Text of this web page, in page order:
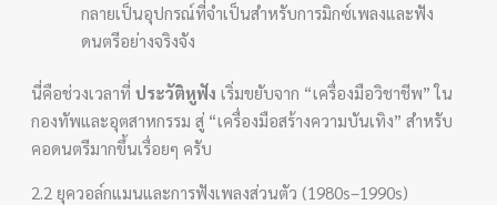
กลายเป็นอุปกรณ์ที่จำเป็นสำหรับการมิกซ์เพลงและฟัง
ดนตรีอย่างจริงจัง
นี่คือช่วงเวลาที่ประวัติหูฟัง เริ่มขยับจาก “เครื่องมือวิชาชีพ” ใน
กองทัพและอุตสาหกรรม สู่ “เครื่องมือสร้างความบันเทิง” สำหรับ
คอดนตรีมากขึ้นเรื่อยๆ ครับ
2.2 ยุควอล์กแมนและการฟังเพลงส่วนตัว (1980s–1990s)